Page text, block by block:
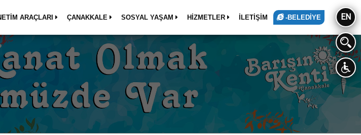
ARAÇLARI ÇANAKKALE SOSYAL YAŞAM HİZMETLER İLETİŞİM -BELEDİYE EN